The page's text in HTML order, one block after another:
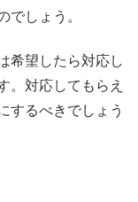
でしょう。
希望したら対応し
。対応してもらえ
するべきでしょう